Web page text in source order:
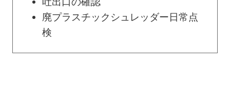
廃プラスチックシュレッダー日常点
検